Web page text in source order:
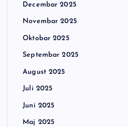
Decembar 2025
Novembar 2025
Oktobar 2025
Septembar 2025
August 2025
Juli 2025
Juni 2025
Maj 2025